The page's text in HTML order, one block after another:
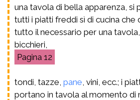
una tavola di bella apparenza, si
tutti i piatti freddi sì di cucina che
tutto il necessario per una
bicchieri,
12
tondi, tazze, pane , vini, ecc.; i
portano in tavola al momento di